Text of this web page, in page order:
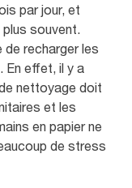
par jour, et
souvent.
de recharger les
En effet, il y a
nettoyage doit
et les
en papier ne
de stress